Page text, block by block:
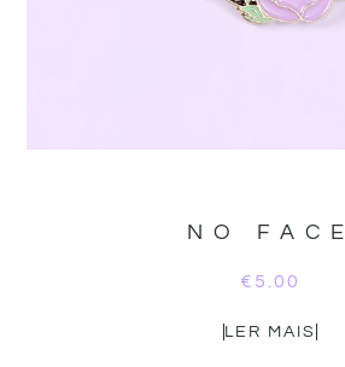
NO FACE
€ 5.00
LER MAIS